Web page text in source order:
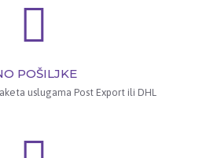
POŠILJKE
uslugama Post Export ili DHL